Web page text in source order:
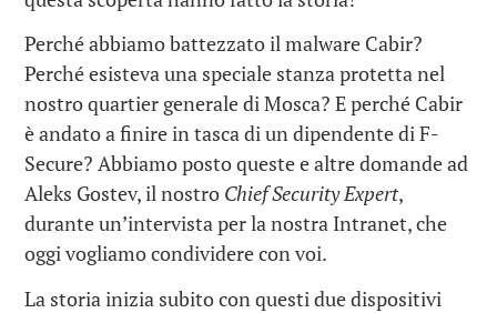
Perché abbiamo battezzato il malware Cabir?
Perché esisteva una speciale stanza protetta nel
nostro quartier generale di Mosca? E perché Cabir
è andato a finire in tasca di un dipendente di F-
Secure? Abbiamo posto queste e altre domande ad
Aleks Gostev, il nostro Chief Security Expert,
durante un’intervista per la nostra Intranet, che
oggi vogliamo condividere con voi.
La storia inizia subito con questi due dispositivi